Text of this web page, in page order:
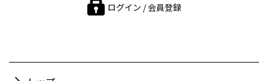
ログイン / 会員登録